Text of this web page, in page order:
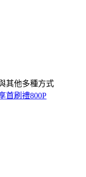
其他多種方式
首刷禮800P